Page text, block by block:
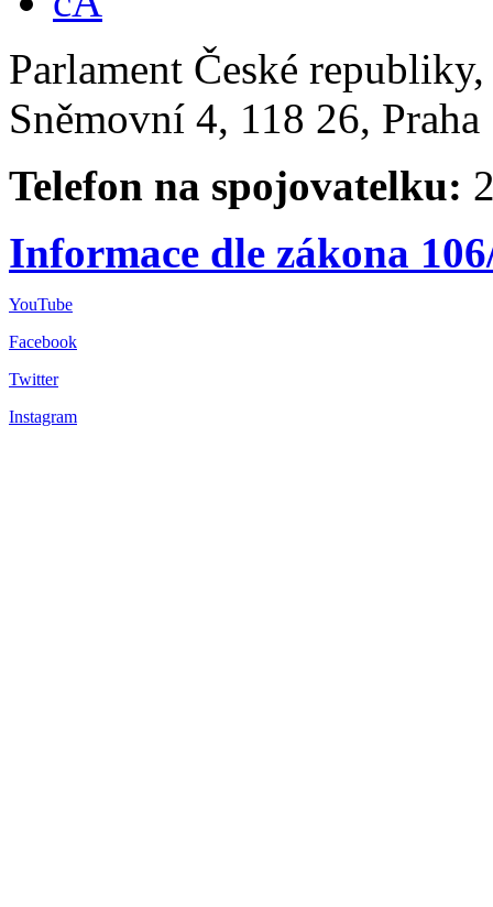
Parlament České
Sněmovní 4, 118 26,
Telefon na spojovatelku:
Informace dle zákona
YouTube
Facebook
Twitter
Instagram